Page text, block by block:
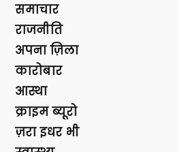
समाचार
राजनीति
अपना ज़िला
कारोबार
आस्था
क्राइम ब्यूरो
ज़रा इधर भी